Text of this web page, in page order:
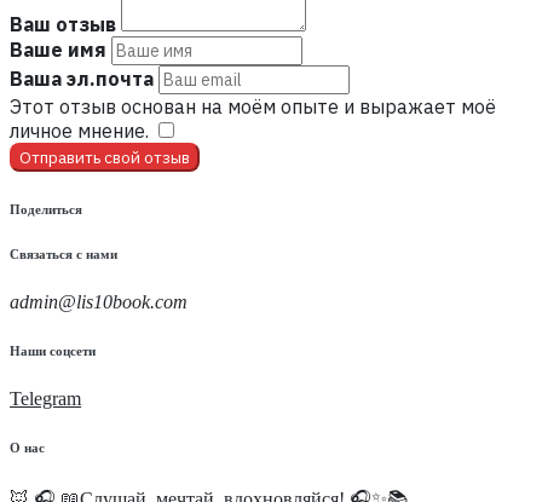
Ваш отзыв
Ваше имя
Ваша эл.почта
Этот отзыв основан на моём опыте и выражает моё
личное мнение.
Отправить свой отзыв
Поделиться
Связаться с нами
admin@lis10book.com
Наши соцсети
Telegram
О нас